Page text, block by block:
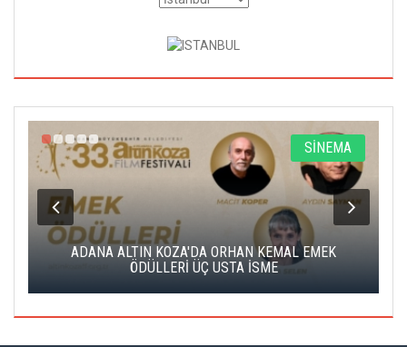
SİNEMA
ADANA ALTIN KOZA'DA ORHAN KEMAL EMEK
ÖDÜLLERİ ÜÇ USTA İSME